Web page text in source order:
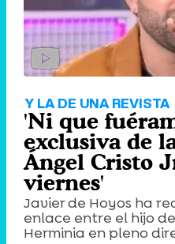
Y LA DE UNA REVISTA
'Ni que
exclusiva de
Ángel Cristo
viernes'
Javier de Hoyos ha
enlace entre el hijo
Herminia en pleno